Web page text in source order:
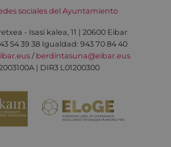
sociales del Ayuntamiento
- Isasi kalea, 11 | 20600 Eibar
54 39 38 Igualdad: 943 70 84 40
/ berdintasuna@eibar.eus
| DIR3 L01200300